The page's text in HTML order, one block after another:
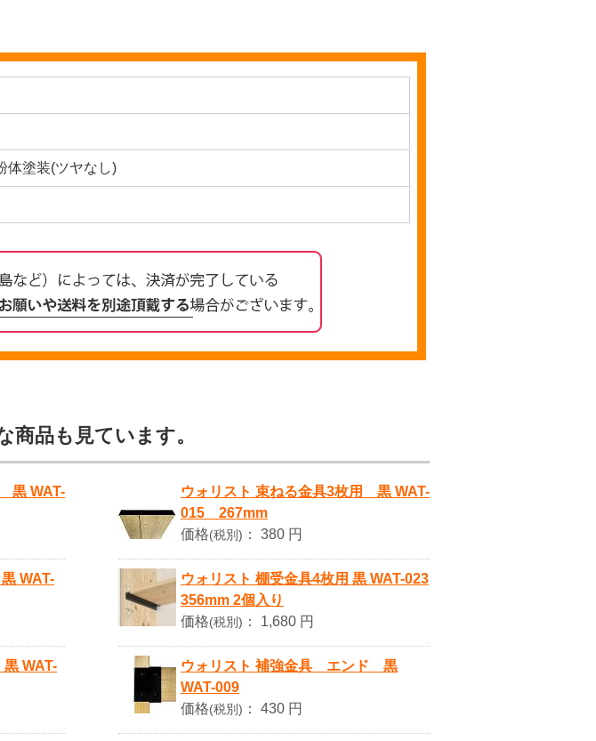
体塗装(ツヤなし)
商品も見ています。
黒 WAT-
ウォリスト 束ねる金具3枚用 黒 WAT-
015 267mm
価格(税別) ： 380 円
WAT-
ウォリスト 棚受金具4枚用 黒 WAT-023
356mm 2個入り
価格(税別) ： 1,680 円
WAT-
ウォリスト 補強金具 エンド 黒
WAT-009
価格(税別) ： 430 円